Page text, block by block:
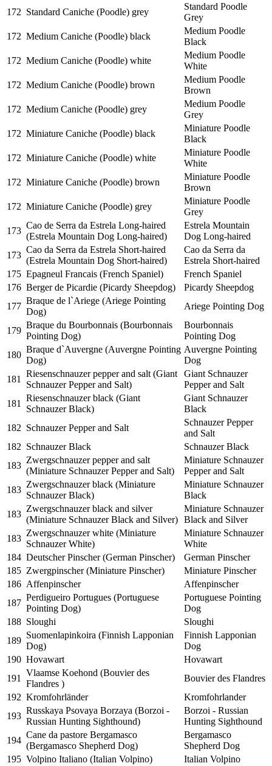
172 Standard Caniche (Poodle) grey
Standard Poodle
Grey
172 Medium Caniche (Poodle) black
Medium Poodle
Black
172 Medium Caniche (Poodle) white
Medium Poodle
White
172 Medium Caniche (Poodle) brown
Medium Poodle
Brown
172 Medium Caniche (Poodle) grey
Medium Poodle
Grey
172 Miniature Caniche (Poodle) black
Miniature Poodle
Black
172 Miniature Caniche (Poodle) white
Miniature Poodle
White
172 Miniature Caniche (Poodle) brown
Miniature Poodle
Brown
172 Miniature Caniche (Poodle) grey
Miniature Poodle
Grey
173
Cao de Serra da Estrela Long-haired
(Estrela Mountain Dog Long-haired)
Estrela Mountain
Dog Long-haired
173
Cao da Serra da Estrela Short-haired
(Estrela Mountain Dog Short-haired)
Cao da Serra da
Estrela Short-haired
175 Epagneul Francais (French Spaniel)
French Spaniel
176 Berger de Picardie (Picardy Sheepdog)
Picardy Sheepdog
177
Braque de l`Ariege (Ariege Pointing
Dog)
Ariege Pointing Dog
179
Braque du Bourbonnais (Bourbonnais
Pointing Dog)
Bourbonnais
Pointing Dog
180
Braque d`Auvergne (Auvergne Pointing
Dog)
Auvergne Pointing
Dog
181
Riesenschnauzer pepper and salt (Giant
Schnauzer Pepper and Salt)
Giant Schnauzer
Pepper and Salt
181
Riesenschnauzer black (Giant
Schnauzer Black)
Giant Schnauzer
Black
182 Schnauzer Pepper and Salt
Schnauzer Pepper
and Salt
182 Schnauzer Black
Schnauzer Black
183
Zwergschnauzer pepper and salt
(Miniature Schnauzer Pepper and Salt)
Miniature Schnauzer
Pepper and Salt
183
Zwergschnauzer black (Miniature
Schnauzer Black)
Miniature Schnauzer
Black
183
Zwergschnauzer black and silver
(Miniature Schnauzer Black and Silver)
Miniature Schnauzer
Black and Silver
183
Zwergschnauzer white (Miniature
Schnauzer White)
Miniature Schnauzer
White
184 Deutscher Pinscher (German Pinscher)
German Pinscher
185 Zwergpinscher (Miniature Pinscher)
Miniature Pinscher
186 Affenpinscher
Affenpinscher
187
Perdigueiro Portugues (Portuguese
Pointing Dog)
Portuguese Pointing
Dog
188 Sloughi
Sloughi
189
Suomenlapinkoira (Finnish Lapponian
Dog)
Finnish Lapponian
Dog
190 Hovawart
Hovawart
191
Vlaamse Koehond (Bouvier des
Flandres )
Bouvier des Flandres
192 Kromfohrländer
Kromfohrlander
193
Russkaya Psovaya Borzaya (Borzoi -
Russian Hunting Sighthound)
Borzoi - Russian
Hunting Sighthound
194
Cane da pastore Bergamasco
(Bergamasco Shepherd Dog)
Bergamasco
Shepherd Dog
195 Volpino Italiano (Italian Volpino) Italian Volpino